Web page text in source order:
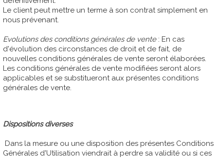
Le client peut mettre un terme à son contrat simplement en
nous prévenant.
Evolutions des conditions générales de vente : En cas
d'évolution des circonstances de droit et de fait, de
nouvelles conditions générales de vente seront élaborées.
Les conditions générales de vente modifiées seront alors
applicables et se substitueront aux présentes conditions
générales de vente.
Dispositions diverses
Dans la mesure ou une disposition des présentes Conditions
Générales d'Utilisation viendrait à perdre sa validité ou si ces